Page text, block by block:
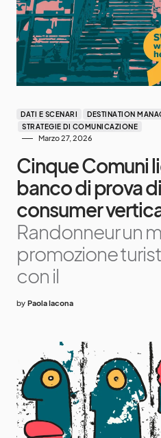
DATI E SCENARI DESTINATION
STRATEGIE DI COMUNICAZIONE
Marzo 27, 2026
Cinque Comuni
banco di prova
consumer
Randonneur un
promozione
con il
by Paola Iacona